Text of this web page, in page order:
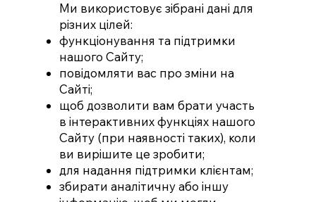
Ми використовує зібрані дані для
різних цілей:
функціонування та підтримки
нашого Сайту;
повідомляти вас про зміни на
Сайті;
щоб дозволити вам брати участь
в інтерактивних функціях нашого
Сайту (при наявності таких), коли
ви вирішите це зробити;
для надання підтримки клієнтам;
збирати аналітичну або іншу